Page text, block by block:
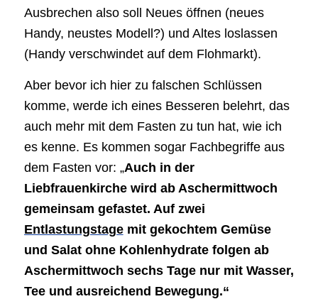
Ausbrechen also soll Neues öffnen (neues
Handy, neustes Modell?) und Altes loslassen
(Handy verschwindet auf dem Flohmarkt).
Aber bevor ich hier zu falschen Schlüssen
komme, werde ich eines Besseren belehrt, das
auch mehr mit dem Fasten zu tun hat, wie ich
es kenne. Es kommen sogar Fachbegriffe aus
dem Fasten vor: „Auch in der
Liebfrauenkirche wird ab Aschermittwoch
gemeinsam gefastet. Auf zwei
Entlastungstagemit gekochtem Gemüse
und Salat ohne Kohlenhydrate folgen ab
Aschermittwoch sechs Tage nur mit Wasser,
Tee und ausreichend Bewegung.“